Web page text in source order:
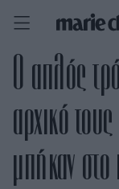
Ο απλός
αρχικό
μπήκαν